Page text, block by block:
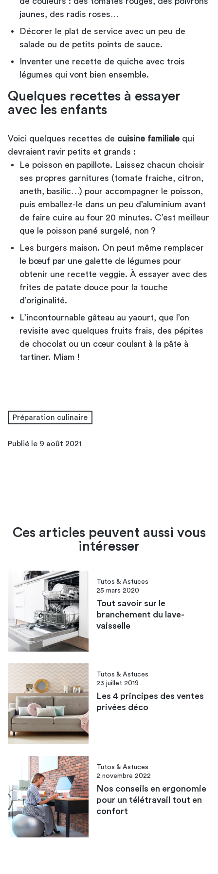
jaunes, des radis roses…
Décorer le plat de service avec un peu de
salade ou de petits points de sauce.
Inventer une recette de quiche avec trois
légumes qui vont bien ensemble.
Quelques recettes à essayer
avec les enfants
Voici quelques recettes de cuisine familiale qui
devraient ravir petits et grands :
Le poisson en papillote. Laissez chacun choisir
ses propres garnitures (tomate fraiche, citron,
aneth, basilic…) pour accompagner le poisson,
puis emballez-le dans un peu d’aluminium avant
de faire cuire au four 20 minutes. C’est meilleur
que le poisson pané surgelé, non ?
Les burgers maison. On peut même remplacer
le bœuf par une galette de légumes pour
obtenir une recette veggie. À essayer avec des
frites de patate douce pour la touche
d’originalité.
L’incontournable gâteau au yaourt, que l’on
revisite avec quelques fruits frais, des pépites
de chocolat ou un cœur coulant à la pâte à
tartiner. Miam !
Préparation culinaire
Publié le 9 août 2021
Ces articles peuvent aussi vous
intéresser
Tutos & Astuces
25 mars 2020
Tout savoir sur le
branchement du lave-
vaisselle
Tutos & Astuces
23 juillet 2019
Les 4 principes des ventes
privées déco
Tutos & Astuces
2 novembre 2022
Nos conseils en ergonomie
pour un télétravail tout en
confort